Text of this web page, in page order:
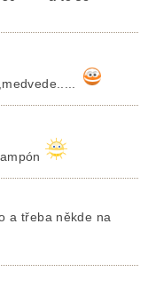
a třeba někde na